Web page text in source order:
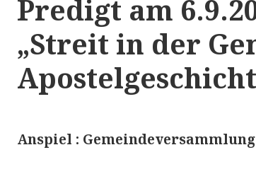
Predigt am
„Streit in der
Anspiel : Gemeindeversammlung